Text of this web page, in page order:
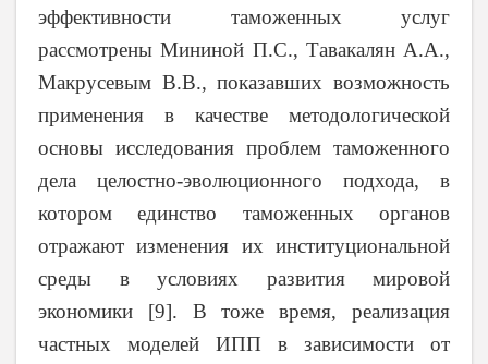
эффективности таможенных услуг
рассмотрены Мининой П.С., Тавакалян А.А.,
Макрусевым В.В., показавших возможность
применения в качестве методологической
основы исследования проблем таможенного
дела целостно-эволюционного подхода, в
котором единство таможенных органов
отражают изменения их институциональной
среды в условиях развития мировой
экономики [9]. В тоже время, реализация
частных моделей ИПП в зависимости от